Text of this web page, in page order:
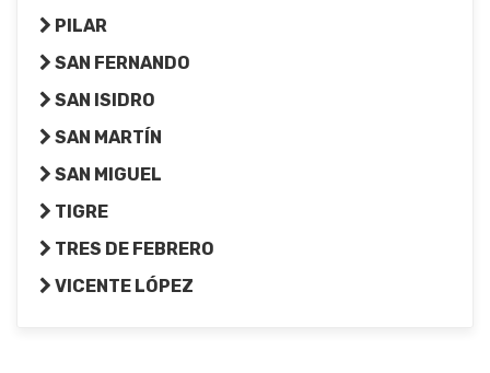
PILAR
SAN FERNANDO
SAN ISIDRO
SAN MARTÍN
SAN MIGUEL
TIGRE
TRES DE FEBRERO
VICENTE LÓPEZ